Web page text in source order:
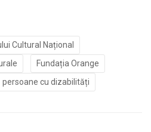
Cultural Național
Fundația Orange
persoane cu dizabilități